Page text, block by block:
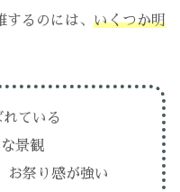
るのには、 いくつか明
ている
景観
お祭り感が強い